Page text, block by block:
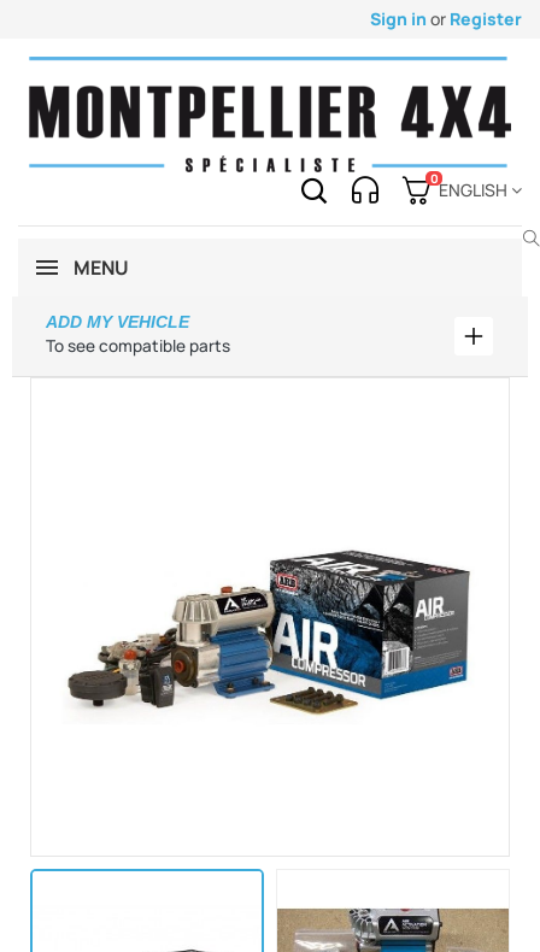
Sign in or Register
0
ENGLISH
MENU
To see compatible parts
ADD MY VEHICLE
Add